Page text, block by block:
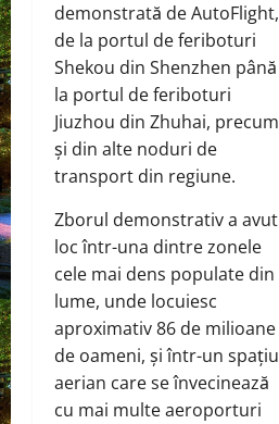
demonstrată de AutoFlight,
de la portul de feriboturi
Shekou din Shenzhen până
la portul de feriboturi
Jiuzhou din Zhuhai, precum
și din alte noduri de
transport din regiune.
Zborul demonstrativ a avut
loc într-una dintre zonele
cele mai dens populate din
lume, unde locuiesc
aproximativ 86 de milioane
de oameni, și într-un spațiu
aerian care se învecinează
cu mai multe aeroporturi